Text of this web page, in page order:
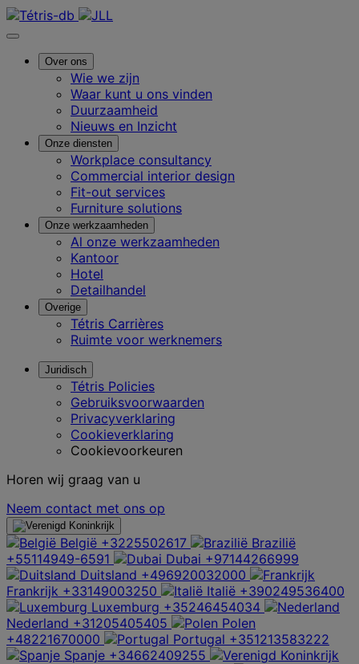
Over ons
Wie we zijn
Waar kunt u ons vinden
Duurzaamheid
Nieuws en Inzicht
Onze diensten
Workplace consultancy
Commercial interior design
Fit-out services
Furniture solutions
Onze werkzaamheden
Al onze werkzaamheden
Kantoor
Hotel
Detailhandel
Overige
Tétris Carrières
Ruimte voor werknemers
Juridisch
Tétris Policies
Gebruiksvoorwaarden
Privacyverklaring
Cookieverklaring
Cookievoorkeuren
Horen wij graag van u
Neem contact met ons op
België +3225502617
Brazilië
+55114949-6591
Dubai +97144266999
Duitsland +496920032000
Frankrijk +33149003250 Italië +390249536400
Luxemburg +35246454034
Nederland +31205405405
Polen
+48221670000
Portugal +351213583222
Spanje +34662409255